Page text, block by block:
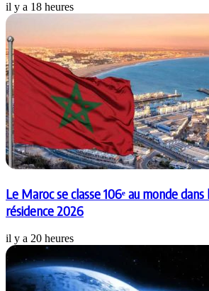
il y a 18 heures
Le Maroc se classe 106ᵉ au monde dans
résidence 2026
il y a 20 heures